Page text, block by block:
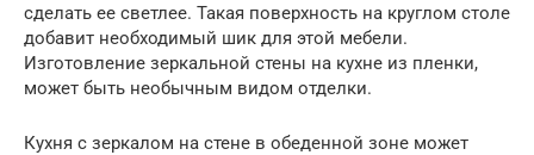
сделать ее светлее. Такая поверхность на круглом столе
добавит необходимый шик для этой мебели.
Изготовление зеркальной стены на кухне из пленки,
может быть необычным видом отделки.
Кухня с зеркалом на стене в обеденной зоне может